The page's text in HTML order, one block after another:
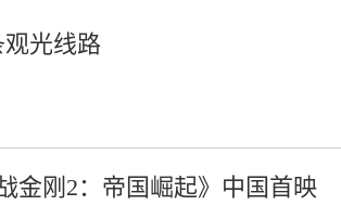
光线路
金刚2：帝国崛起》中国首映